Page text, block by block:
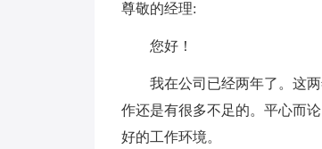
尊敬的经理:
您好！
我在公司已经两年了。这两
作还是有很多不足的。平心而
好的工作环境。